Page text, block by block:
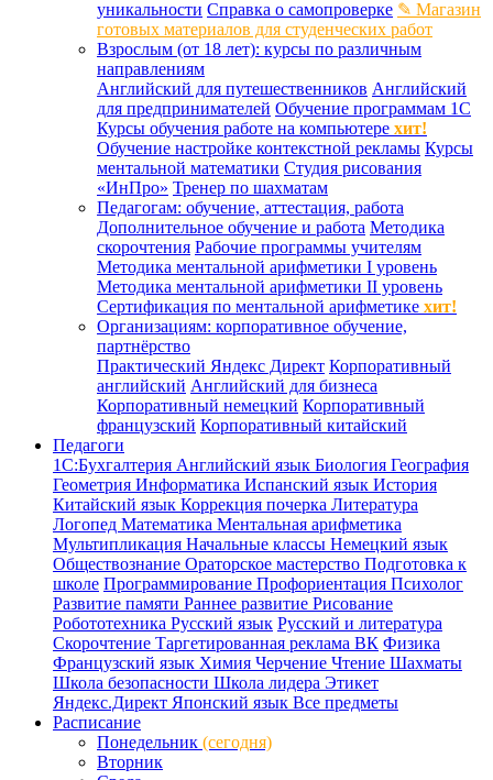
уникальности Справка о самопроверке ✎ Магазин
готовых материалов для студенческих работ
Взрослым (от 18 лет): курсы по различным
направлениям
Английский для путешественников Английский
для предпринимателей Обучение программам 1С
Курсы обучения работе на компьютере хит!
Обучение настройке контекстной рекламы Курсы
ментальной математики Студия рисования
«ИнПро» Тренер по шахматам
Педагогам: обучение, аттестация, работа
Дополнительное обучение и работа Методика
скорочтения Рабочие программы учителям
Методика ментальной арифметики I уровень
Методика ментальной арифметики II уровень
Сертификация по ментальной арифметике хит!
Организациям: корпоративное обучение,
партнёрство
Практический Яндекс Директ Корпоративный
английский Английский для бизнеса
Корпоративный немецкий Корпоративный
французский Корпоративный китайский
Педагоги
1С:Бухгалтерия Английский язык Биология География
Геометрия Информатика Испанский язык История
Китайский язык Коррекция почерка Литература
Логопед Математика Ментальная арифметика
Мультипликация Начальные классы Немецкий язык
Обществознание Ораторское мастерство Подготовка к
школе Программирование Профориентация Психолог
Развитие памяти Раннее развитие Рисование
Робототехника Русский язык Русский и литература
Скорочтение Таргетированная реклама ВК Физика
Французский язык Химия Черчение Чтение Шахматы
Школа безопасности Школа лидера Этикет
Яндекс.Директ Японский язык Все предметы
Расписание
Понедельник (сегодня)
Вторник